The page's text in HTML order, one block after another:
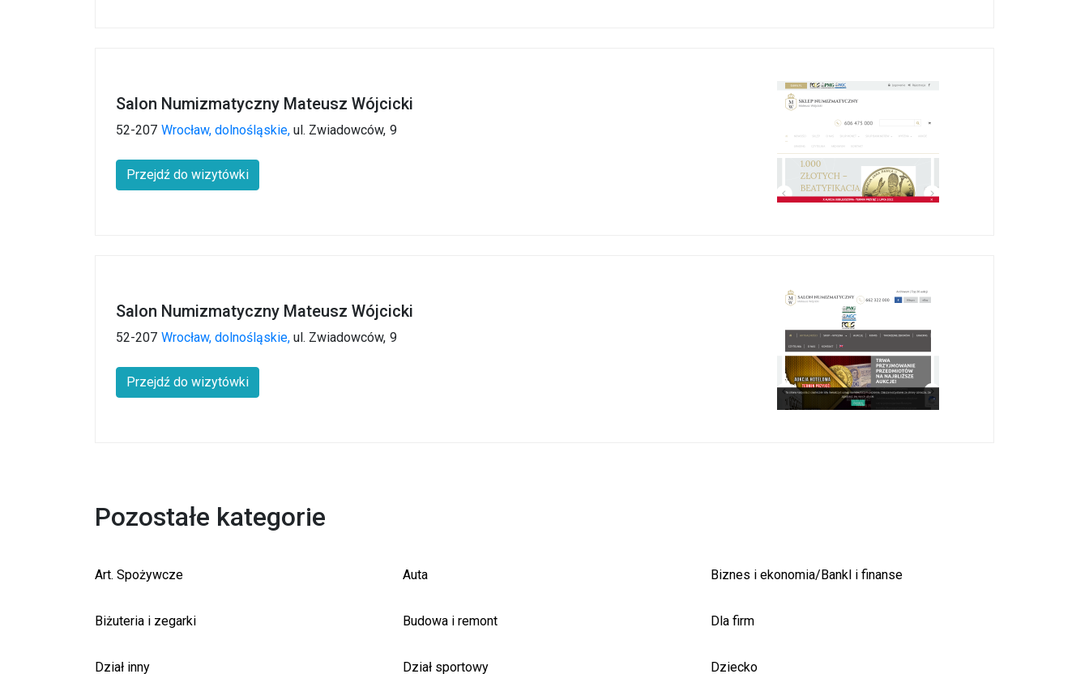
Salon Numizmatyczny Mateusz Wójcicki
52-207 Wrocław, dolnośląskie, ul. Zwiadowców, 9
Przejdź do wizytówki
Salon Numizmatyczny Mateusz Wójcicki
52-207 Wrocław, dolnośląskie, ul. Zwiadowców, 9
Przejdź do wizytówki
Pozostałe kategorie
Art. Spożywcze Auta Biznes i ekonomia/Bankl i finanse
Biżuteria i zegarki Budowa i remont Dla firm
Dział inny Dział sportowy Dziecko